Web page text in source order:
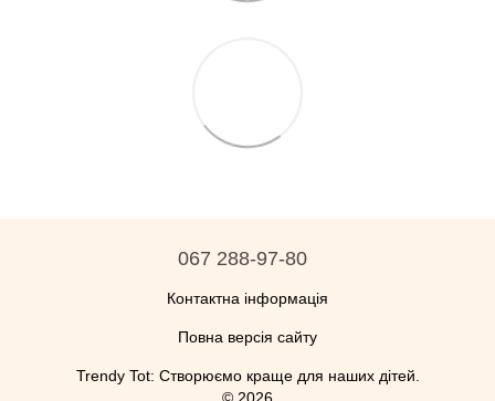
067 288-97-80
Контактна інформація
Повна версія сайту
Trendy Tot: Створюємо краще для наших дітей.